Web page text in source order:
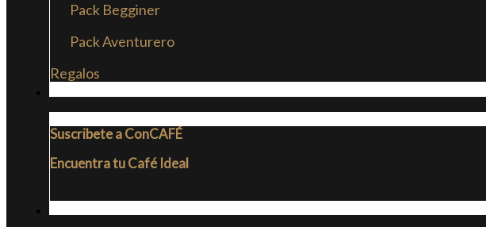
Pack Begginer
Pack Aventurero
Regalos
Suscribete a ConCAFÉ
Encuentra tu Café Ideal